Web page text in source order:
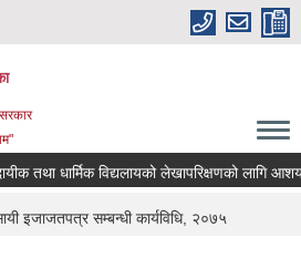
तथा धार्मिक विद्यलायको लेखापरिक्षणको लागि
इजाजतपत्र सम्बन्धी कार्यविधि, २०७५